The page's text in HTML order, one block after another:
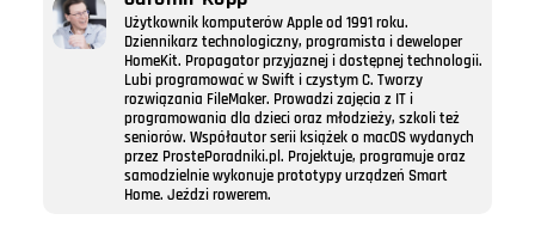
Użytkownik komputerów Apple od 1991 roku.
Dziennikarz technologiczny, programista i deweloper
HomeKit. Propagator przyjaznej i dostępnej technologii.
Lubi programować w Swift i czystym C. Tworzy
rozwiązania FileMaker. Prowadzi zajęcia z IT i
programowania dla dzieci oraz młodzieży, szkoli też
seniorów. Współautor serii książek o macOS wydanych
przez ProstePoradniki.pl. Projektuje, programuje oraz
samodzielnie wykonuje prototypy urządzeń Smart
Home. Jeździ rowerem.